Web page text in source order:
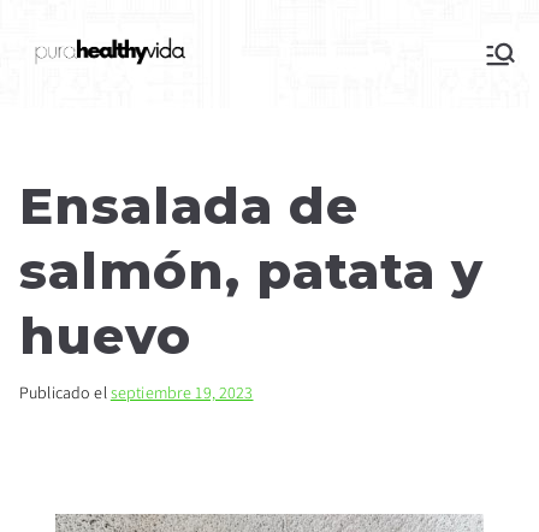
Ensalada de
salmón, patata y
huevo
Publicado el septiembre 19, 2023